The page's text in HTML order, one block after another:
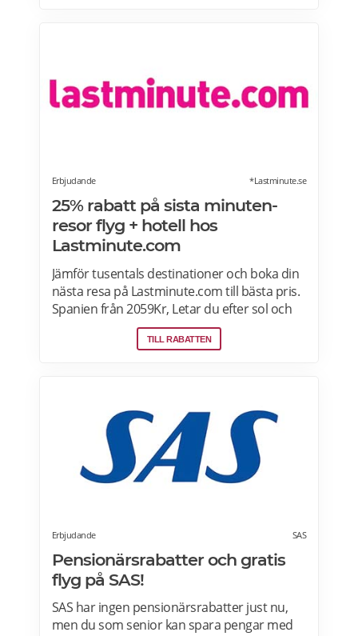
Erbjudande *Lastminute.se
25% rabatt på sista minuten-
resor flyg + hotell hos
Lastminute.com
Jämför tusentals destinationer och boka din
nästa resa på Lastminute.com till bästa pris.
Spanien från 2059Kr, Letar du efter sol och
hav? Boka flyg + hotell på Lastminute.com
och koppla av i sanden. Läs mer om aktuella
TILL RABATTEN
Erbjudande SAS
Pensionärsrabatter och gratis
flyg på SAS!
SAS har ingen pensionärsrabatter just nu,
men du som senior kan spara pengar med